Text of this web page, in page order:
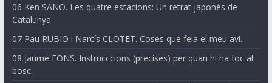
06 Ken SANO. Les quatre estacions: Un retrat japonès de
Catalunya.
07 Pau RUBIO i Narcís CLOTET. Coses que feia el meu avi.
08 Jaume FONS. Instrucccions (precises) per quan hi ha foc al
bosc.